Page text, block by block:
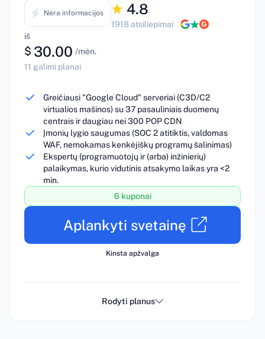
Nėra informacijos 4.8
1918 atsiliepimai
iš
$ 30.00 /mėn.
11 galimi planai
Greičiausi "Google Cloud" serveriai (C3D/C2
virtualios mašinos) su 37 pasauliniais duomenų
centrais ir daugiau nei 300 POP CDN
Įmonių lygio saugumas (SOC 2 atitiktis, valdomas
WAF, nemokamas kenkėjiškų programų šalinimas)
Ekspertų (programuotojų ir (arba) inžinierių)
palaikymas, kurio vidutinis atsakymo laikas yra <2
min.
6 kuponai
Aplankyti svetainę
Kinsta apžvalga
Rodyti planus